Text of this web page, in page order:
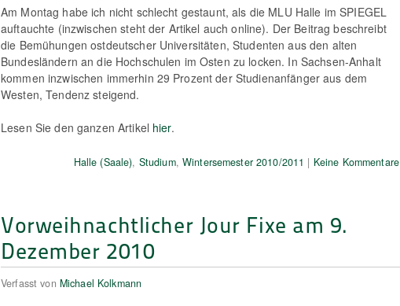
Am Montag habe ich nicht schlecht gestaunt, als die MLU Halle im SPIEGEL
auftauchte (inzwischen steht der Artikel auch online). Der Beitrag beschreibt
die Bemühungen ostdeutscher Universitäten, Studenten aus den alten
Bundesländern an die Hochschulen im Osten zu locken. In Sachsen-Anhalt
kommen inzwischen immerhin 29 Prozent der Studienanfänger aus dem
Westen, Tendenz steigend.
Lesen Sie den ganzen Artikel hier.
Halle (Saale), Studium, Wintersemester 2010/2011 | Keine Kommentare
Vorweihnachtlicher Jour Fixe am 9.
Dezember 2010
Verfasst von Michael Kolkmann